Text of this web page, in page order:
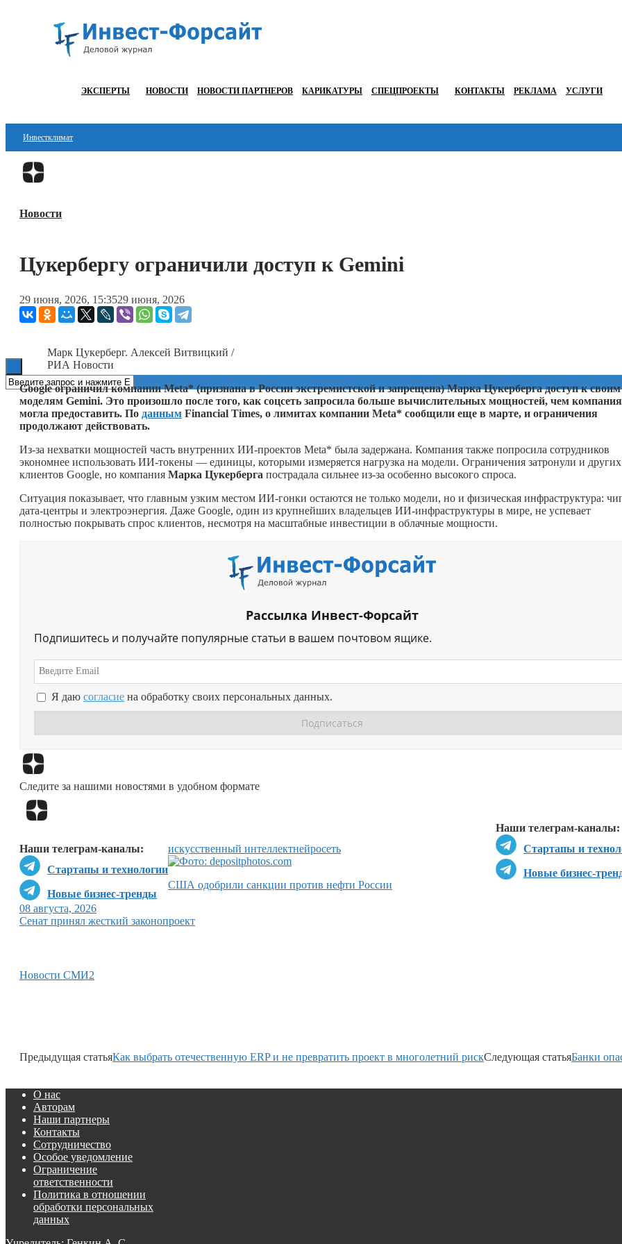
ЭКСПЕРТЫ НОВОСТИ НОВОСТИ ПАРТНЕРОВ КАРИКАТУРЫ СПЕЦПРОЕКТЫ КОНТАКТЫ РЕКЛАМА УСЛУГИ
Инвестклимат
Финансы
Блокчейн
Технологии
ESG
Новости
Цукербергу ограничили доступ к Gemini
29 июня, 2026, 15:3529 июня, 2026
Марк Цукерберг. Алексей Витвицкий /
РИА Новости
Google ограничил компании Meta* (признана в России экстремистской и запрещена) Марка Цукерберга доступ к
моделям Gemini. Это произошло после того, как соцсеть запросила больше вычислительных мощностей, чем компания
могла предоставить. По данным Financial Times, о лимитах компании Meta* сообщили еще в марте, и ограничения
продолжают действовать.
Из-за нехватки мощностей часть внутренних ИИ-проектов Meta* была задержана. Компания также попросила сотрудников
экономнее использовать ИИ-токены — единицы, которыми измеряется нагрузка на модели. Ограничения затронули и других
клиентов Google, но компания Марка Цукерберга пострадала сильнее из-за особенно высокого спроса.
Ситуация показывает, что главным узким местом ИИ-гонки остаются не только модели, но и физическая инфраструктура:
дата-центры и электроэнергия. Даже Google, один из крупнейших владельцев ИИ-инфраструктуры в мире, не успевает
полностью покрывать спрос клиентов, несмотря на масштабные инвестиции в облачные мощности.
Рассылка Инвест-Форсайт
Подпишитесь и получайте популярные статьи в вашем почтовом ящике.
Я даю согласие на обработку своих персональных данных.
Следите за нашими новостями в удобном формате
Наши телеграм-каналы:
Стартапы и
Новые бизнес-
Наши телеграм-каналы:
Стартапы и технологии
Новые бизнес-тренды
искусственный интеллектнейросеть
США одобрили санкции против нефти России
08 августа, 2026
Сенат принял жесткий законопроект
Новости СМИ2
Предыдущая статьяКак выбрать отечественную ERP и не превратить проект в многолетний рискСледующая статьяБанки
О нас
Авторам
Наши партнеры
Контакты
Сотрудничество
Особое уведомление
Ограничение
ответственности
Политика в отношении
обработки персональных
данных